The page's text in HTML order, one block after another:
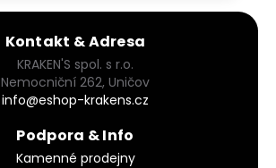
Kontakt & Adresa
KRAKEN'S spol. s r.o.
Nemocniční 262, Uničov
info@eshop-krakens.cz
Podpora & Info
Kamenné prodejny